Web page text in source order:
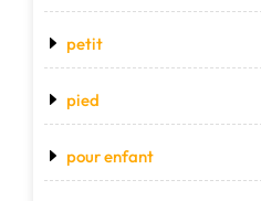
petit
pied
pour enfant